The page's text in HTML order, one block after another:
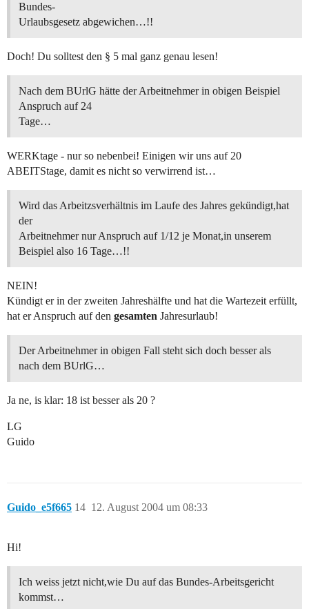
Bundes-
Urlaubsgesetz abgewichen…!!
Doch! Du solltest den § 5 mal ganz genau lesen!
Nach dem BUrlG hätte der Arbeitnehmer in obigen Beispiel
Anspruch auf 24
Tage…
WERKtage - nur so nebenbei! Einigen wir uns auf 20
ABEITStage, damit es nicht so verwirrend ist…
Wird das Arbeitzsverhältnis im Laufe des Jahres gekündigt,hat
der
Arbeitnehmer nur Anspruch auf 1/12 je Monat,in unserem
Beispiel also 16 Tage…!!
NEIN!
Kündigt er in der zweiten Jahreshälfte und hat die Wartezeit erfüllt,
hat er Anspruch auf den gesamten Jahresurlaub!
Der Arbeitnehmer in obigen Fall steht sich doch besser als
nach dem BUrlG…
Ja ne, is klar: 18 ist besser als 20 ?
LG
Guido
Guido_e5f665 12. August 2004 um 08:33
14
Hi!
Ich weiss jetzt nicht,wie Du auf das Bundes-Arbeitsgericht
kommst…